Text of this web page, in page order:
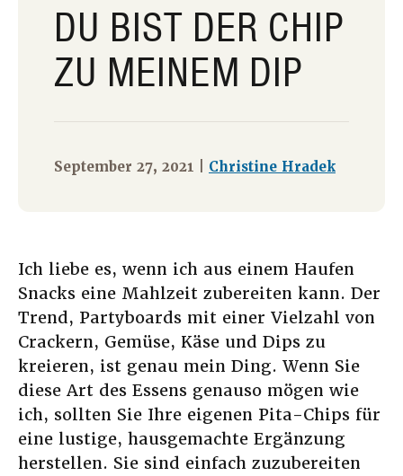
DU BIST DER CHIP
ZU MEINEM DIP
September 27, 2021 | Christine Hradek
Ich liebe es, wenn ich aus einem Haufen
Snacks eine Mahlzeit zubereiten kann. Der
Trend, Partyboards mit einer Vielzahl von
Crackern, Gemüse, Käse und Dips zu
kreieren, ist genau mein Ding. Wenn Sie
diese Art des Essens genauso mögen wie
ich, sollten Sie Ihre eigenen Pita-Chips für
eine lustige, hausgemachte Ergänzung
herstellen. Sie sind einfach zuzubereiten